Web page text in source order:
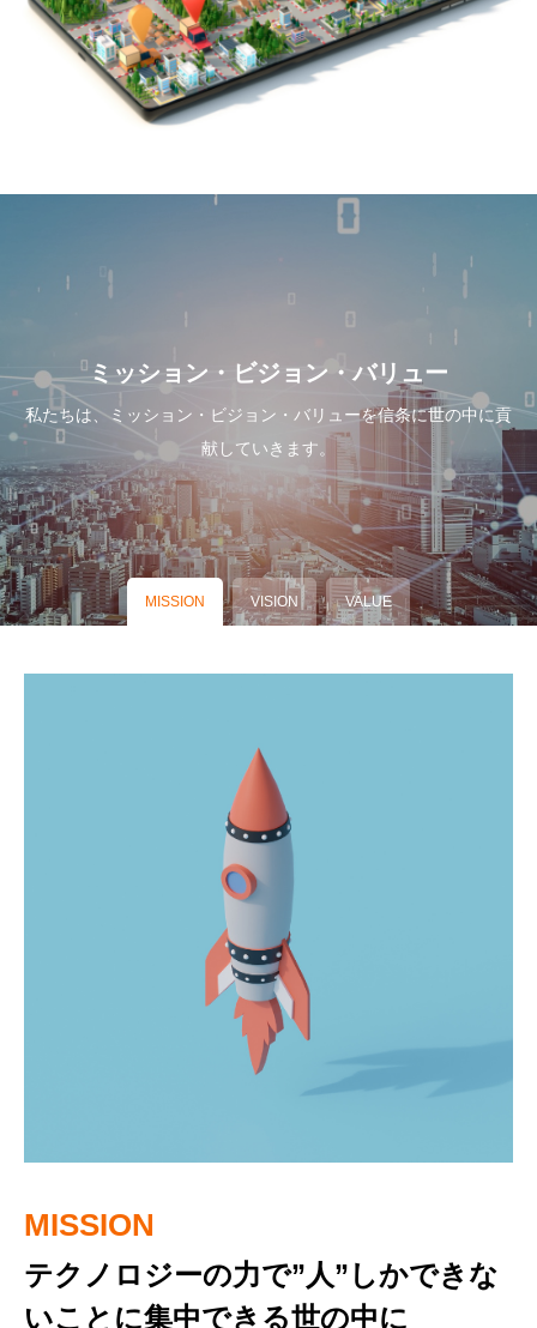
ミッション・ビジョン・バリュー
私たちは、ミッション・ビジョン・バリューを信条に世の中に貢
献していきます。
MISSION VISION VALUE
MISSION
テクノロジーの力で”人”しかできな
いことに集中できる世の中に
VISION
テクノロジーを活用した多様な働き
方ができる仕組みづくり
VALUE
いつでもゼロからはじめよう！
いつでも0から始めることができる。いつも0からの気持ちで取り